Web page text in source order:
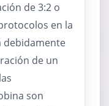
de 3:2 o
en la
debidamente
de un
son